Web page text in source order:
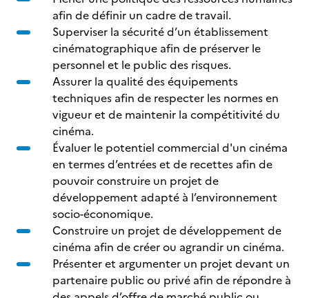
afin de définir un cadre de travail.
Superviser la sécurité d’un établissement
cinématographique afin de préserver le
personnel et le public des risques.
Assurer la qualité des équipements
techniques afin de respecter les normes en
vigueur et de maintenir la compétitivité du
cinéma.
Évaluer le potentiel commercial d'un cinéma
en termes d’entrées et de recettes afin de
pouvoir construire un projet de
développement adapté à l’environnement
socio-économique.
Construire un projet de développement de
cinéma afin de créer ou agrandir un cinéma.
Présenter et argumenter un projet devant un
partenaire public ou privé afin de répondre à